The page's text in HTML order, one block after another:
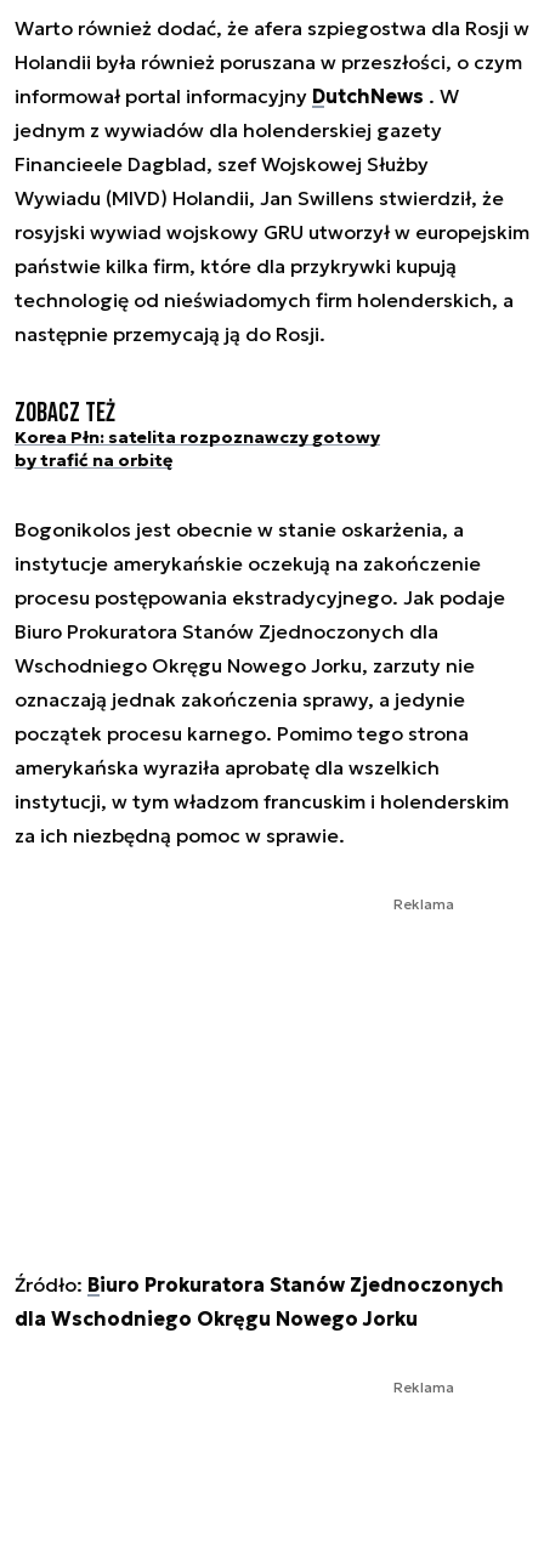
Warto również dodać, że afera szpiegostwa dla Rosji w
Holandii była również poruszana w przeszłości, o czym
informował portal informacyjny DutchNews . W
jednym z wywiadów dla holenderskiej gazety
Financieele Dagblad, szef Wojskowej Służby
Wywiadu (MIVD) Holandii, Jan Swillens stwierdził, że
rosyjski wywiad wojskowy GRU utworzył w europejskim
państwie kilka firm, które dla przykrywki kupują
technologię od nieświadomych firm holenderskich, a
następnie przemycają ją do Rosji.
Zobacz też
Korea Płn: satelita rozpoznawczy gotowy
by trafić na orbitę
Bogonikolos jest obecnie w stanie oskarżenia, a
instytucje amerykańskie oczekują na zakończenie
procesu postępowania ekstradycyjnego. Jak podaje
Biuro Prokuratora Stanów Zjednoczonych dla
Wschodniego Okręgu Nowego Jorku, zarzuty nie
oznaczają jednak zakończenia sprawy, a jedynie
początek procesu karnego. Pomimo tego strona
amerykańska wyraziła aprobatę dla wszelkich
instytucji, w tym władzom francuskim i holenderskim
za ich niezbędną pomoc w sprawie.
Reklama
Źródło: Biuro Prokuratora Stanów Zjednoczonych
dla Wschodniego Okręgu Nowego Jorku
Reklama